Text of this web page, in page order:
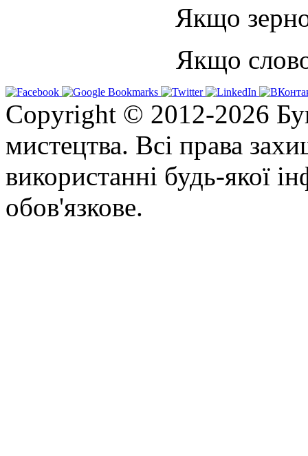
Якщо
Якщо
Copyright © 2012-2026
мистецтва. Всі права
використанні будь-якої
обов'язкове.